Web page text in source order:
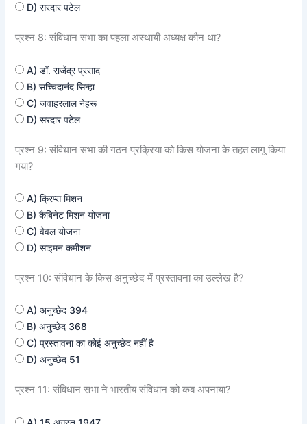
D) सरदार पटेल
प्रश्न 8: संविधान सभा का पहला अस्थायी अध्यक्ष कौन था?
A) डॉ. राजेंद्र प्रसाद
B) सच्चिदानंद सिन्हा
C) जवाहरलाल नेहरू
D) सरदार पटेल
प्रश्न 9: संविधान सभा की गठन प्रक्रिया को किस योजना के तहत लागू किया
गया?
A) क्रिप्स मिशन
B) कैबिनेट मिशन योजना
C) वेवल योजना
D) साइमन कमीशन
प्रश्न 10: संविधान के किस अनुच्छेद में प्रस्तावना का उल्लेख है?
A) अनुच्छेद 394
B) अनुच्छेद 368
C) प्रस्तावना का कोई अनुच्छेद नहीं है
D) अनुच्छेद 51
प्रश्न 11: संविधान सभा ने भारतीय संविधान को कब अपनाया?